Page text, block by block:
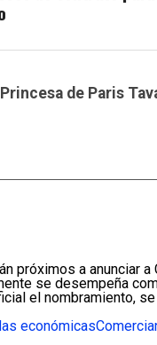
Princesa de Paris
próximos a anunciar
se desempeña
el nombramiento,
económicas